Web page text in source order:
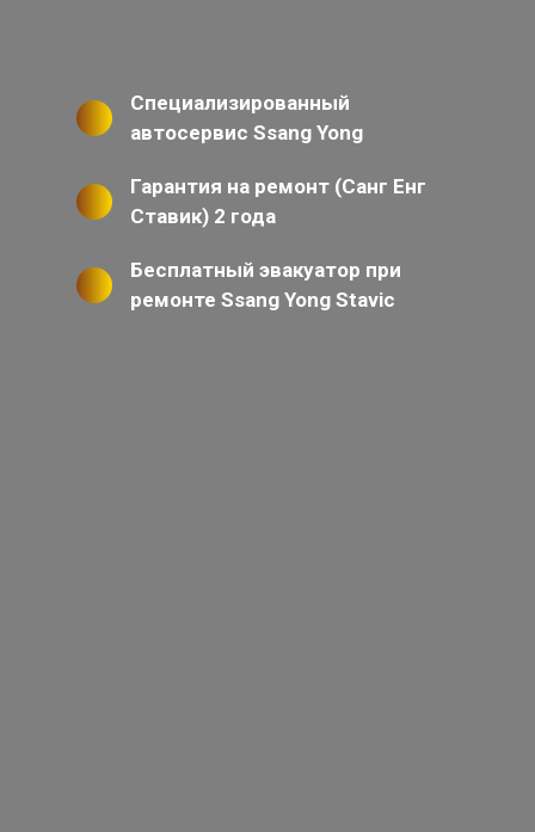
Специализированный
автосервис Ssang Yong
Гарантия на ремонт (Санг Енг
Ставик) 2 года
Бесплатный эвакуатор при
ремонте Ssang Yong Stavic